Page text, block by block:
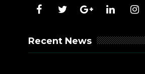
Recent News